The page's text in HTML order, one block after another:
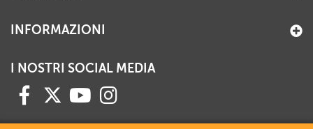
INFORMAZIONI
I NOSTRI SOCIAL MEDIA